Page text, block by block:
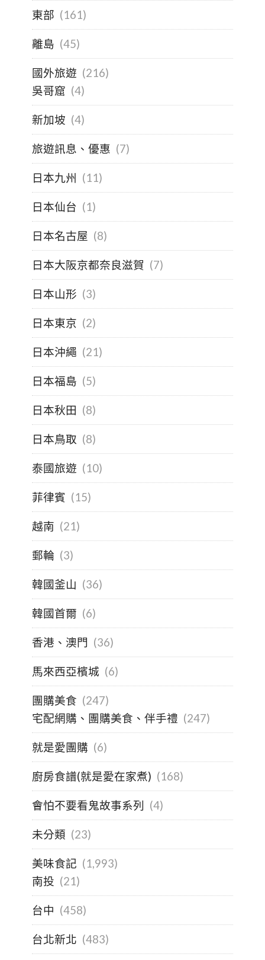
東部 (161)
離島 (45)
國外旅遊 (216)
吳哥窟 (4)
新加坡 (4)
旅遊訊息、優惠 (7)
日本九州 (11)
日本仙台 (1)
日本名古屋 (8)
日本大阪京都奈良滋賀 (7)
日本山形 (3)
日本東京 (2)
日本沖繩 (21)
日本福島 (5)
日本秋田 (8)
日本鳥取 (8)
泰國旅遊 (10)
菲律賓 (15)
越南 (21)
郵輪 (3)
韓國釜山 (36)
韓國首爾 (6)
香港、澳門 (36)
馬來西亞檳城 (6)
團購美食 (247)
宅配網購、團購美食、伴手禮 (247)
就是愛團購 (6)
廚房食譜(就是愛在家煮) (168)
會怕不要看鬼故事系列 (4)
未分類 (23)
美味食記 (1,993)
南投 (21)
台中 (458)
台北新北 (483)